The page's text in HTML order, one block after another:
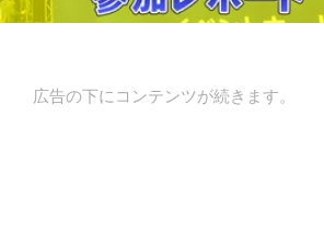
広告の下にコンテンツが続きます。